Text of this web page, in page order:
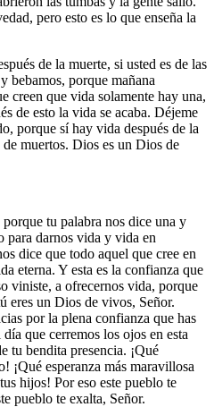
pero esto es lo que enseña la
de la muerte, si usted es de las
bebamos, porque mañana
creen que vida solamente hay una,
de esto la vida se acaba. Déjeme
porque sí hay vida después de la
muertos. Dios es un Dios de
tu palabra nos dice una y
para darnos vida y vida en
dice que todo aquel que cree en
eterna. Y esta es la confianza que
viniste, a ofrecernos vida, porque
eres un Dios de vivos, Señor.
por la plena confianza que has
que cerremos los ojos en esta
tu bendita presencia. ¡Qué
¡Qué esperanza más maravillosa
hijos! Por eso este pueblo te
pueblo te exalta, Señor.